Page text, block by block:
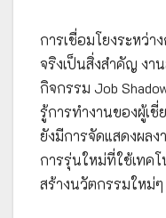
การเชื่อมโยงระหว่า
จริงเป็นสิ่งสำคัญ งา
กิจกรรม Job
รู้การทำงานของผู้เ
ยังมีการจัดแสดงผล
การรุ่นใหม่ที่ใช้เทค
สร้างนวัตกรรมใหม่ๆ